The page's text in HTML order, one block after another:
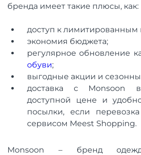
бренда имеет такие плюсы, как:
доступ к лимитированным
экономия бюджета;
регулярное обновление
обуви;
выгодные акции и
доставка с Monsoon
доступной цене и
посылки, если перевозка
сервисом Meest Shopping.
Monsoon – бренд